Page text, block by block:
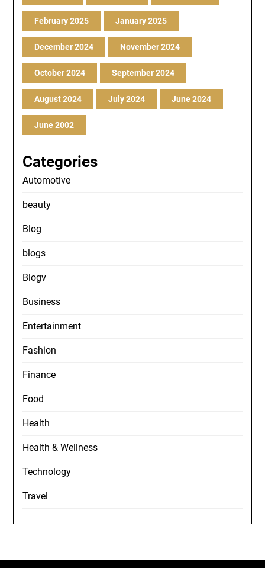
February 2025 January 2025
December 2024 November 2024
October 2024 September 2024
August 2024 July 2024 June 2024
June 2002
Categories
Automotive
beauty
Blog
blogs
Blogv
Business
Entertainment
Fashion
Finance
Food
Health
Health & Wellness
Technology
Travel